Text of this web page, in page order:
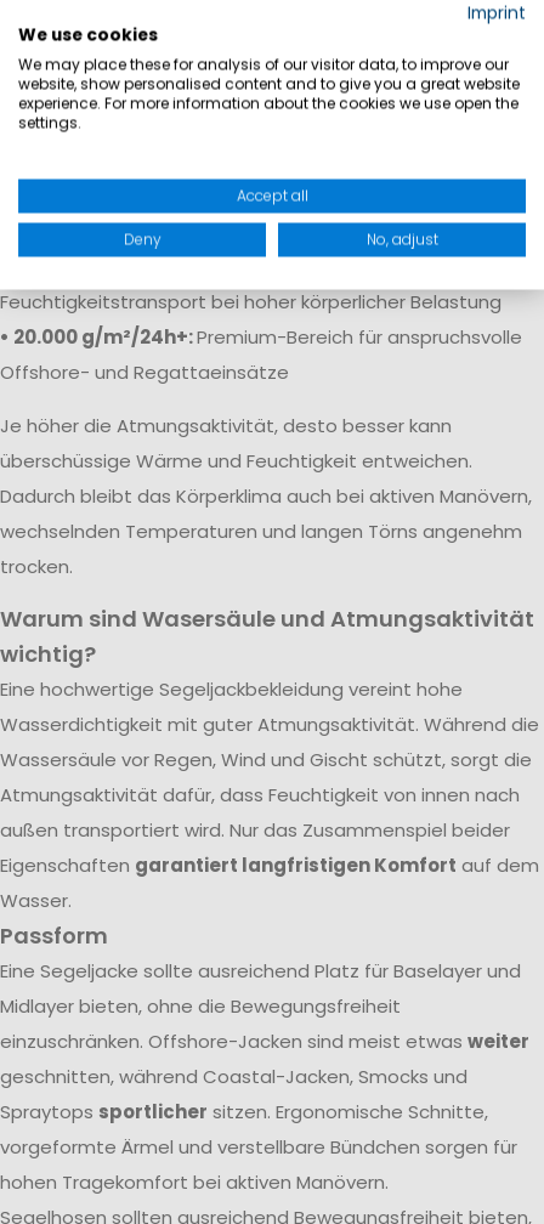
transportiert werden. Sie wird meist in Gramm pro
Quadratmeter innerhalb von 24 Stunden (g/m²/24h)
angegeben.
• 10.000 g/m²/24h:Gute Atmungsaktivität für aktive Segler
Feuchtigkeitstransport bei hoher körperlicher Belastung
• 20.000 g/m²/24h+:Premium-Bereich für anspruchsvolle
Offshore- und Regattaeinsätze
Je höher die Atmungsaktivität, desto besser kann
überschüssige Wärme und Feuchtigkeit entweichen.
Dadurch bleibt das Körperklima auch bei aktiven Manövern,
wechselnden Temperaturen und langen Törns angenehm
trocken.
Warum sind Wasersäule und Atmungsaktivität
wichtig?
Eine hochwertige Segeljackbekleidung vereint hohe
Wasserdichtigkeit mit guter Atmungsaktivität. Während die
Wassersäule vor Regen, Wind und Gischt schützt, sorgt die
Atmungsaktivität dafür, dass Feuchtigkeit von innen nach
außen transportiert wird. Nur das Zusammenspiel beider
Eigenschaften garantiert langfristigen Komfort auf dem
Wasser.
Passform
Eine Segeljacke sollte ausreichend Platz für Baselayer und
Midlayer bieten, ohne die Bewegungsfreiheit
einzuschränken. Offshore-Jacken sind meist etwas weiter
geschnitten, während Coastal-Jacken, Smocks und
Spraytops sportlicher sitzen. Ergonomische Schnitte,
vorgeformte Ärmel und verstellbare Bündchen sorgen für
hohen Tragekomfort bei aktiven Manövern.
Segelhosen sollten ausreichend Bewegungsfreiheit bieten,
Imprint
We use cookies
We may place these for analysis of our visitor data, to improve our
website, show personalised content and to give you a great website
experience. For more information about the cookies we use open the
settings.
Accept all
Deny No, adjust